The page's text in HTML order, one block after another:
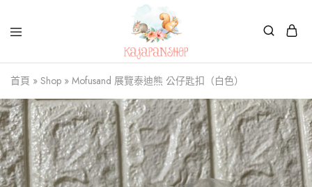
Kajapanshop
日
韓
百
貨
店
首頁 » Shop » Mofusand 展覽泰迪熊 公仔匙扣（白色）